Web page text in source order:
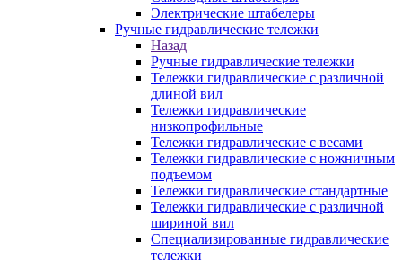
Электрические штабелеры
Ручные гидравлические тележки
Назад
Ручные гидравлические тележки
Тележки гидравлические с различной
длиной вил
Тележки гидравлические
низкопрофильные
Тележки гидравлические с весами
Тележки гидравлические с ножничным
подъемом
Тележки гидравлические стандартные
Тележки гидравлические с различной
шириной вил
Специализированные гидравлические
тележки